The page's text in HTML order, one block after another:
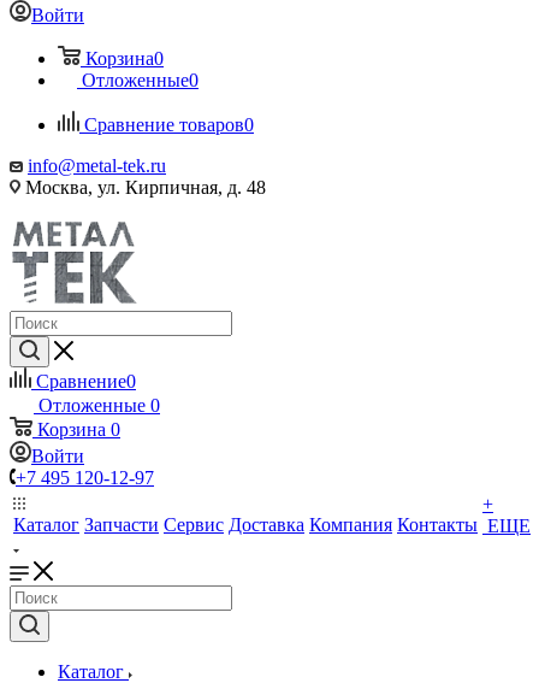
Войти
Корзина0
Отложенные0
Сравнение товаров0
info@metal-tek.ru
Москва, ул. Кирпичная, д. 48
Сравнение0
Отложенные 0
Корзина 0
Войти
+7 495 120-12-97
Каталог Запчасти Сервис Доставка Компания Контакты
+
ЕЩЕ
Каталог